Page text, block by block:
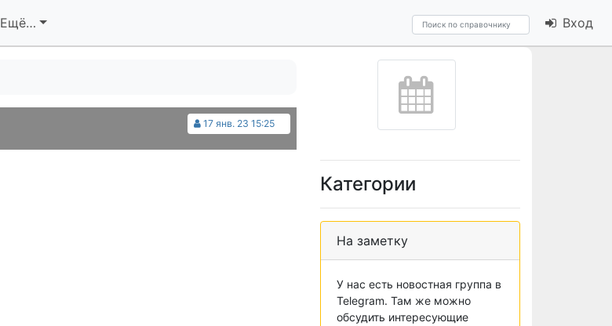
Ещё… Вход
17 янв. 23 15:25
Категории
На заметку
У нас есть новостная группа в
Telegram. Там же можно
обсудить интересующие